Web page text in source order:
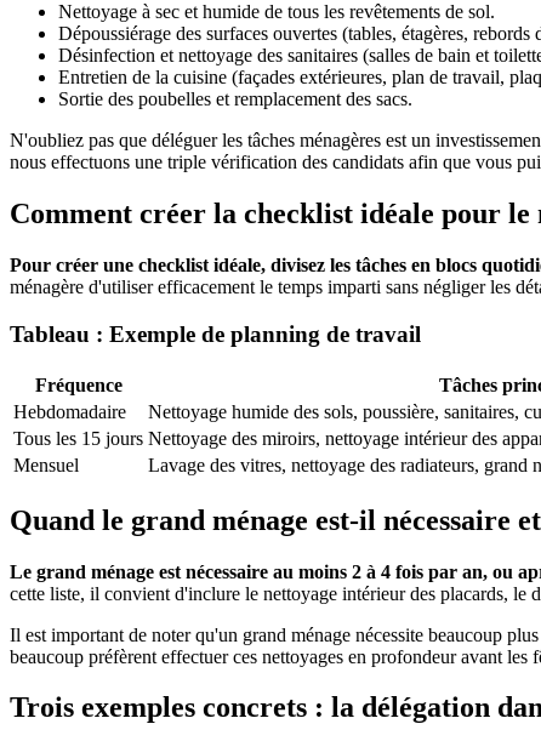
Nettoyage à sec et humide de tous les revêtements de sol.
Dépoussiérage des surfaces ouvertes (tables, étagères, rebords
Désinfection et nettoyage des sanitaires (salles de bain et
Entretien de la cuisine (façades extérieures, plan de travail,
Sortie des poubelles et remplacement des sacs.
N'oubliez pas que déléguer les tâches ménagères est un
nous effectuons une triple vérification des candidats afin que vous
Comment créer la checklist idéale pour le
Pour créer une checklist idéale, divisez les tâches en blocs
ménagère d'utiliser efficacement le temps imparti sans négliger les
Tableau : Exemple de planning de travail
Fréquence
Tâches
Hebdomadaire
Nettoyage humide des sols, poussière, sanitaires,
Tous les 15 jours Nettoyage des miroirs, nettoyage intérieur des
Mensuel
Lavage des vitres, nettoyage des radiateurs, grand
Quand le grand ménage est-il nécessaire
Le grand ménage est nécessaire au moins 2 à 4 fois par an, ou
cette liste, il convient d'inclure le nettoyage intérieur des placards, le
Il est important de noter qu'un grand ménage nécessite beaucoup
beaucoup préfèrent effectuer ces nettoyages en profondeur avant les
Trois exemples concrets : la délégation